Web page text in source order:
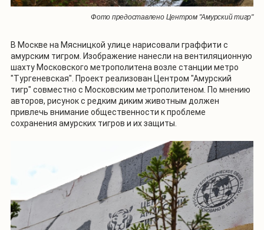
Фото предоставлено Центром "Амурский тигр"
В Москве на Мясницкой улице нарисовали граффити с
амурским тигром. Изображение нанесли на вентиляционную
шахту Московского метрополитена возле станции метро
"Тургеневская". Проект реализован Центром "Амурский
тигр" совместно с Московским метрополитеном. По мнению
авторов, рисунок с редким диким животным должен
привлечь внимание общественности к проблеме
сохранения амурских тигров и их защиты.